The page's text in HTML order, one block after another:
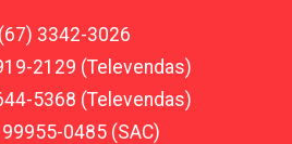
(67) 3342-3026
2129 (Televendas)
5368 (Televendas)
0485 (SAC)